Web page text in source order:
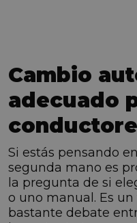
Cambio
adecuado
Si estás pensando
segunda mano es
la pregunta de si
o uno manual. Es
bastante debate